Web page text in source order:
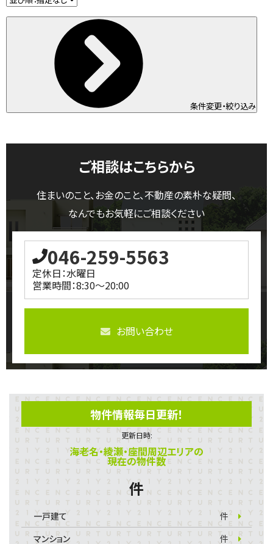
条件変更・絞り込み
ご相談はこちらから
住まいのこと、お金のこと、不動産の素朴な疑問、
なんでもお気軽にご相談ください
046-259-5563
定休日：水曜日
営業時間：8:30～20:00
お問い合わせ
物件情報毎日更新！
更新日時:
海老名・綾瀬・座間周辺エリアの
現在の物件数
件
一戸建て
件
マンション
件